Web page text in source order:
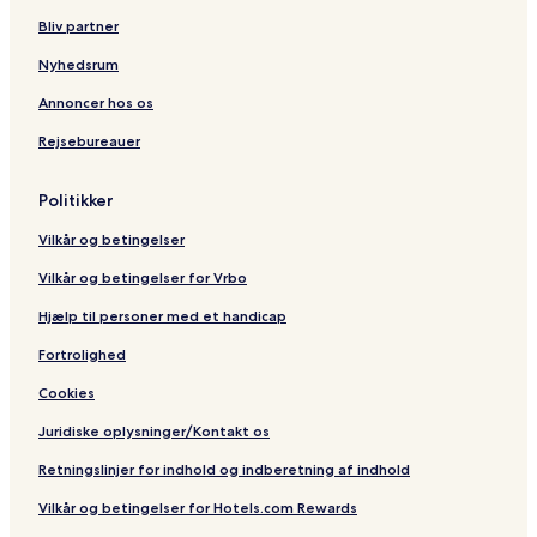
t
r
e
lr
o
i
s
i
e
r
e
s
u
s
b
y
I
H
r
g
e
m
n
Bliv partner
Nyhedsrum
Annoncer hos os
Rejsebureauer
Politikker
Vilkår og betingelser
Vilkår og betingelser for Vrbo
Hjælp til personer med et handicap
Fortrolighed
Cookies
Juridiske oplysninger/Kontakt os
Retningslinjer for indhold og indberetning af indhold
Vilkår og betingelser for Hotels.com Rewards